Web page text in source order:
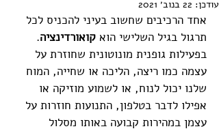
עודכן: 22 בנוב׳ 2021
אחד הרכיבים שחשוב בעיני להכניס לכל
תרגול בגיל השלישי הוא קואורדינציה.
בפעילות גופנית מונוטונית שחוזרת על
עצמה כמו ריצה, הליכה או שחייה, המוח
שלנו יכול לנוח, או לשמוע מוזיקה או
אפילו לדבר בטלפון, התנועות חוזרות על
עצמן במהירות קבועה באותו מסלול